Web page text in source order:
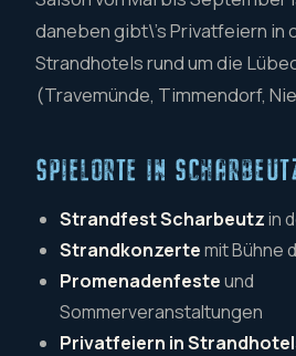
daneben gibt\'s Privatfeiern in
Strandhotels rund um die
(Travemünde, Timmendorf,
SPIELORTE IN
Strandfest Scharbeutzin
Strandkonzertemit Bühne
Promenadenfesteund
Sommerveranstaltungen
Privatfeiern in